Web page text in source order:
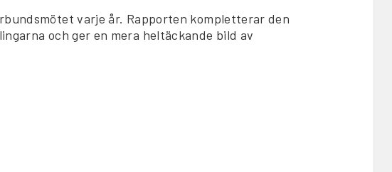
varje år. Rapporten kompletterar den
och ger en mera heltäckande bild av